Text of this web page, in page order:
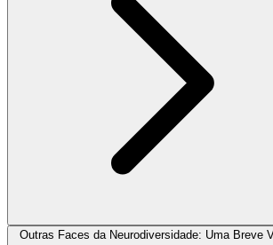
Outras Faces da Neurodiversidade: Uma Breve